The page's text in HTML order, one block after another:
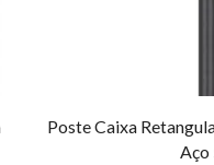
Poste Caixa
Aço